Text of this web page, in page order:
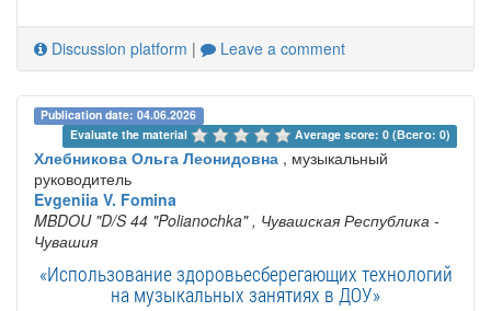
Discussion platform | Leave a comment
Publication date: 04.06.2026
Evaluate the material
Average score: 0 (Всего: 0)
Хлебникова Ольга Леонидовна , музыкальный
руководитель
Evgeniia V. Fomina
MBDOU "D/S 44 "Polianochka" , Чувашская Республика -
Чувашия
«Использование здоровьесберегающих технологий
на музыкальных занятиях в ДОУ»